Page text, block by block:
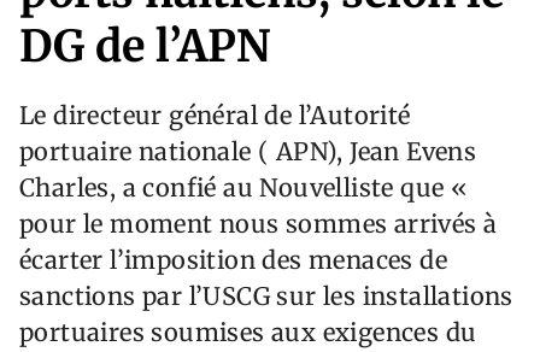
DG de l’APN
Le directeur général de l’Autorité
portuaire nationale ( APN), Jean Evens
Charles, a confié au Nouvelliste que «
pour le moment nous sommes arrivés à
écarter l’imposition des menaces de
sanctions par l’USCG sur les installations
portuaires soumises aux exigences du